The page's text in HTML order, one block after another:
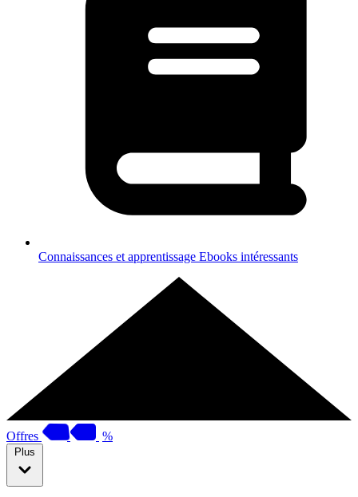
Connaissances et apprentissage Ebooks intéressants
Offres %
Plus